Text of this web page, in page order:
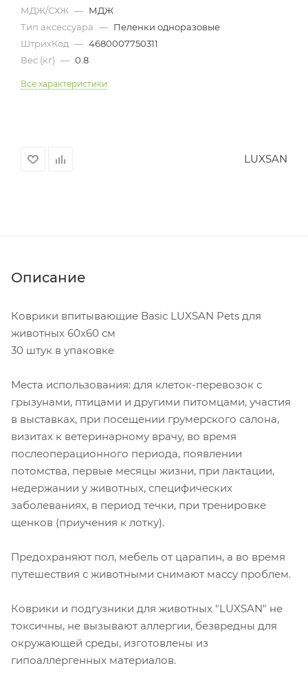
МДЖ/СХЖ — МДЖ
Тип аксессуара — Пеленки одноразовые
ШтрихКод — 4680007750311
Вес (кг) — 0.8
Все характеристики
LUXSAN
Описание
Коврики впитывающие Basic LUXSAN Pets для
животных 60x60 см
30 штук в упаковке
Места использования: для клеток-перевозок с
грызунами, птицами и другими питомцами, участия
в выставках, при посещении грумерского салона,
визитах к ветеринарному врачу, во время
послеоперационного периода, появлении
потомства, первые месяцы жизни, при лактации,
недержании у животных, специфических
заболеваниях, в период течки, при тренировке
щенков (приучения к лотку).
Предохраняют пол, мебель от царапин, а во время
путешествия с животными снимают массу проблем.
Коврики и подгузники для животных "LUXSAN" не
токсичны, не вызывают аллергии, безвредны для
окружающей среды, изготовлены из
гипоаллергенных материалов.